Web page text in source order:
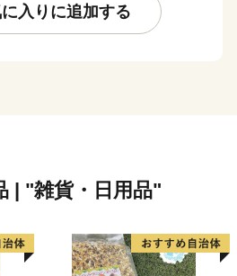
。気ぃつけて、行ってきねの。
、みんながみんなを思いあって
福井県にあるちょっと贅沢なま
入りに追加する
| "雑貨・日用品"